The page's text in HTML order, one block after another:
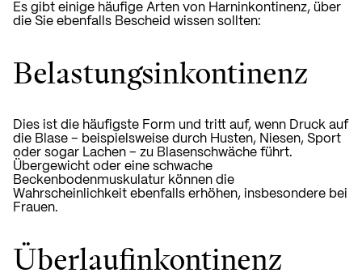
Es gibt einige häufige Arten von Harninkontinenz, über
die Sie ebenfalls Bescheid wissen sollten:
Belastungsinkontinenz
Dies ist die häufigste Form und tritt auf, wenn Druck auf
die Blase – beispielsweise durch Husten, Niesen, Sport
oder sogar Lachen – zu Blasenschwäche führt.
Übergewicht oder eine schwache
Beckenbodenmuskulatur können die
Wahrscheinlichkeit ebenfalls erhöhen, insbesondere bei
Frauen.
Überlaufinkontinenz